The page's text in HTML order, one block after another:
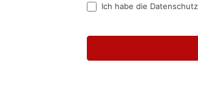
Ich habe die